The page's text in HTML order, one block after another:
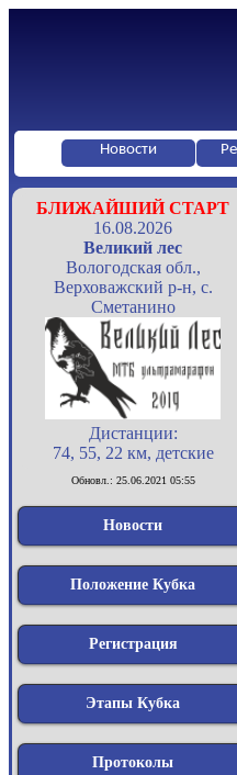
Новости
БЛИЖАЙШИЙ СТАРТ
16.08.2026
Великий лес
Вологодская обл.,
Верховажский р-н, с.
Сметанино
Дистанции:
74, 55, 22 км, детские
Обновл.: 25.06.2021 05:55
Новости
Положение Кубка
Регистрация
Этапы Кубка
Протоколы